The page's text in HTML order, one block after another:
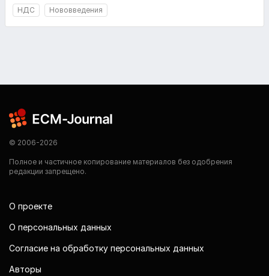
НДС
Нововведения
© 2006-2026
Полное и частичное копирование материалов без одобрения
редакции запрещено.
О проекте
О персональных данных
Согласие на обработку персональных данных
Авторы